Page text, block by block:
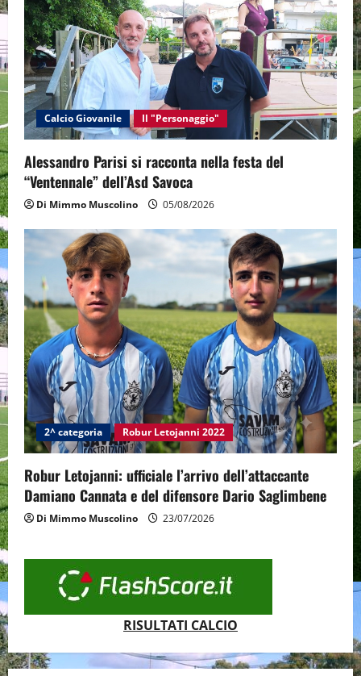
Calcio Giovanile Il "Personaggio"
Alessandro Parisi si racconta nella festa del
“Ventennale” dell’Asd Savoca
Di Mimmo Muscolino 05/08/2026
2^ categoria Robur Letojanni 2022
Robur Letojanni: ufficiale l’arrivo dell’attaccante
Damiano Cannata e del difensore Dario Saglimbene
Di Mimmo Muscolino 23/07/2026
RISULTATI CALCIO